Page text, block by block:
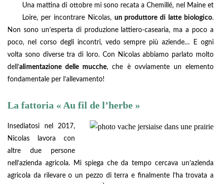
Una mattina di ottobre mi sono recata a Chemillé, nel Maine et
Loire, per incontrare Nicolas, un produttore di latte biologico.
Non sono un’esperta di produzione lattiero-casearia, ma a poco a
poco, nel corso degli incontri, vedo sempre più aziende… E ogni
volta sono diverse tra di loro. Con Nicolas abbiamo parlato molto
dell’alimentazione delle mucche, che è ovviamente un elemento
fondamentale per l’allevamento!
La fattoria « Au fil de l’herbe »
Insediatosi nel 2017,
Nicolas lavora con
altre due persone
nell’azienda agricola. Mi spiega che da tempo cercava un’azienda
agricola da rilevare o un pezzo di terra e finalmente l’ha trovata a